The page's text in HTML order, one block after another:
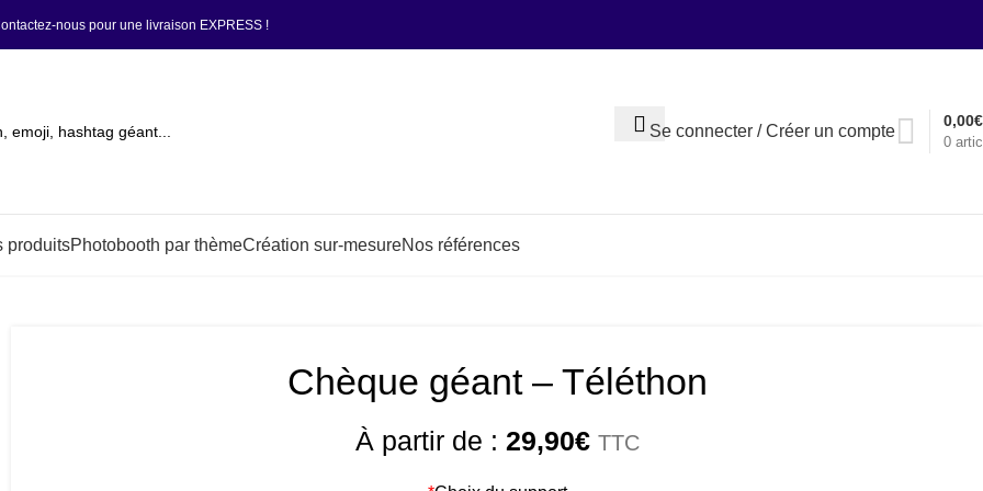
nous pour une livraison EXPRESS !
Se connecter / Créer un compte
0
0,00€
produitsPhotobooth par thèmeCréation sur-mesureNos références
Chèque géant – Téléthon
À partir de : 29,90€ TTC